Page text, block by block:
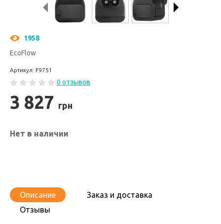
1958
EcoFlow
Артикул: F9751
0 отзывов
3 827 грн
Нет в наличии
Описание
Заказ и доставка
Отзывы